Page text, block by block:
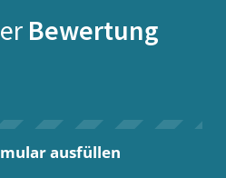
Bewertung
ausfüllen